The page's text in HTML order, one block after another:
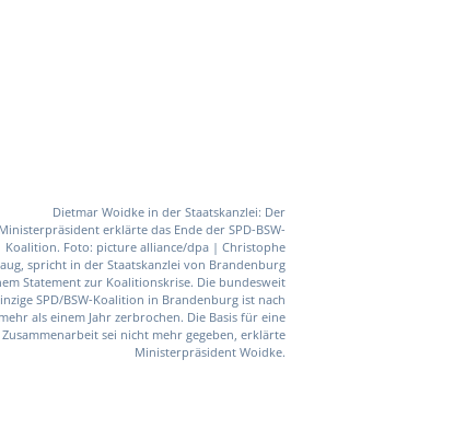
Dietmar Woidke in der Staatskanzlei: Der
Ministerpräsident erklärte das Ende der SPD-BSW-
Koalition. Foto: picture alliance/dpa | Christophe
spricht in der Staatskanzlei von Brandenburg
Statement zur Koalitionskrise. Die bundesweit
SPD/BSW-Koalition in Brandenburg ist nach
mehr als einem Jahr zerbrochen. Die Basis für eine
Zusammenarbeit sei nicht mehr gegeben, erklärte
Ministerpräsident Woidke.